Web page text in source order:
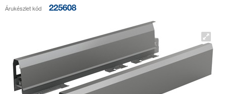
Árukészlet kód 225608